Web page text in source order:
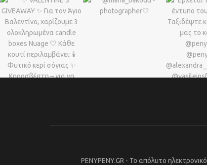
PENYPENY.GR - Το απόλυτο ηλεκτρονικό